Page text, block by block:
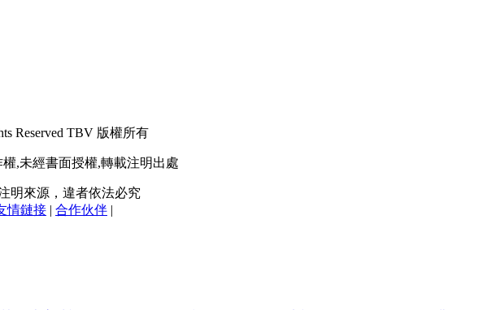
Reserved TBV 版權所有
,未經書面授權,轉載注明出處
來源，違者依法必究
情鏈接 | 合作伙伴 |